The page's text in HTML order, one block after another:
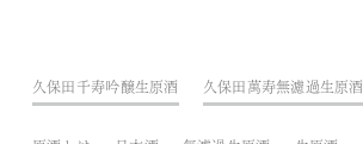
久保田千寿吟醸生原酒 久保田萬寿無濾過生原酒